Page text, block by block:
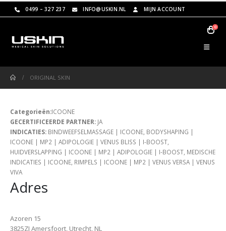
0499 – 327 237 INFO@USKIN.NL MIJN ACCOUNT
0
ORIGINAL SKIN
Categorieën:ICOONE
GECERTIFICEERDE PARTNER: JA
INDICATIES: BINDWEEFSELMASSAGE | ICOONE, BODYSHAPING |
ICOONE | MP2 | ADIPOLOGIE | VENUS BLISS | I-BOOST,
HUIDVERSLAPPING | ICOONE | MP2 | ADIPOLOGIE | I-BOOST, MEDISCHE
INDICATIES | ICOONE, RIMPELS | ICOONE | MP2 | VENUS VERSA | VENUS
VIVA
Adres
Azoren 15
3825ZJ Amersfoort, Utrecht, NL